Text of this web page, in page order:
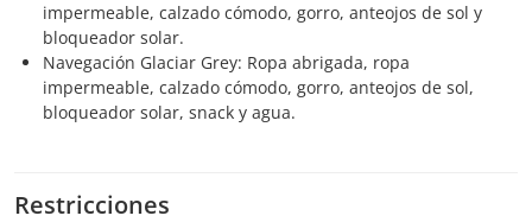
impermeable, calzado cómodo, gorro, anteojos de sol y
bloqueador solar.
Navegación Glaciar Grey: Ropa abrigada, ropa
impermeable, calzado cómodo, gorro, anteojos de sol,
bloqueador solar, snack y agua.
Restricciones